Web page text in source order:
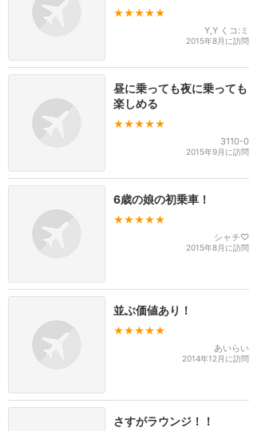
★★★★★
Y,Y くコ:ミ
2015年8月に訪問
昼に乗っても夜に乗っても
楽しめる
★★★★★
3110-0
2015年9月に訪問
6歳の娘の初乗車！
★★★★★
シャチ♡
2015年8月に訪問
並ぶ価値あり！
★★★★★
あいらい
2014年12月に訪問
さすがラウンジ！！